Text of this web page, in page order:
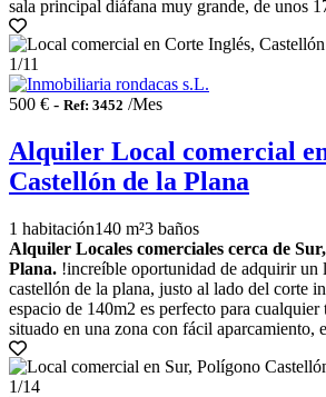
sala principal diáfana muy grande, de unos
1/11
500 € - Ref: 3452 /Mes
Alquiler Local comercial
Castellón de la Plana
1 habitación140 m²3 baños
Alquiler Locales comerciales cerca de
Plana. !increíble oportunidad de adquirir un
castellón de la plana, justo al lado del corte
espacio de 140m2 es perfecto para
situado en una zona con fácil aparcamiento,
1/14